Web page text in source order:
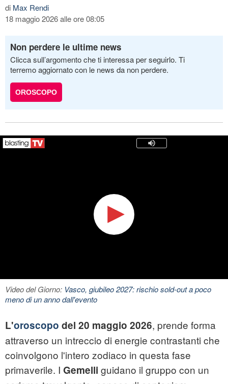
di Max Rendi
18 maggio 2026 alle ore 08:05
Non perdere le ultime news
Clicca sull’argomento che ti interessa per seguirlo. Ti
terremo aggiornato con le news da non perdere.
OROSCOPO
Video del Giorno: Vasco, giubileo 2027: rischio sold-out a poco
meno di un anno dall'evento
L'oroscopo del 20 maggio 2026, prende forma
attraverso un intreccio di energie contrastanti che
coinvolgono l'intero zodiaco in questa fase
primaverile. I Gemelli guidano il gruppo con un